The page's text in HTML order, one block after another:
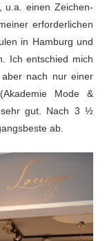
u.a. einen Zeichen-
erforderlichen
in Hamburg und
Ich entschied mich
nach nur einer
Mode &
gut. Nach 3 ½
ab.